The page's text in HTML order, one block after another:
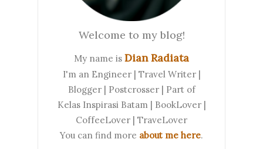
Welcome to my blog!
My name is Dian Radiata
I'm an Engineer | Travel Writer |
Blogger | Postcrosser | Part of
Kelas Inspirasi Batam | BookLover |
CoffeeLover | TraveLover
You can find more about me here.